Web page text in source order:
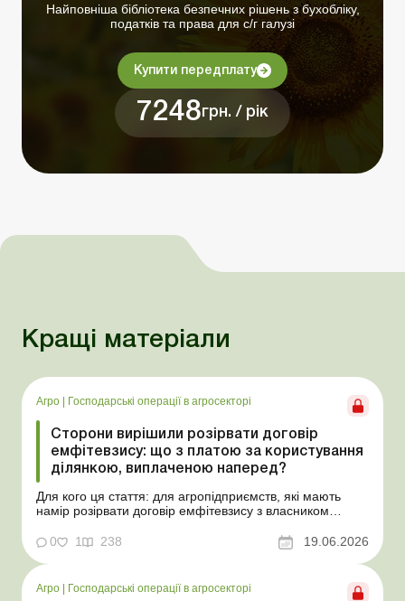
Найповніша бібліотека безпечних рішень з бухобліку,
податків та права для с/г галузі
Купити передплату
7248грн. / рік
Кращі матеріали
Агро | Господарські операції в агросекторі
Сторони вирішили розірвати договір
емфітевзису: що з платою за користування
ділянкою, виплаченою наперед?
Для кого ця стаття: для агропідприємств, які мають
намір розірвати договір емфітевзису з власником
ситуацію тим, що плата за користування земельною
ділянкою була виплачена власнику наперед за декілька
років. У такому разі перед емфітевтом і власник...
0 1 238 19.06.2026
Агро Господарські операції в агросекторі